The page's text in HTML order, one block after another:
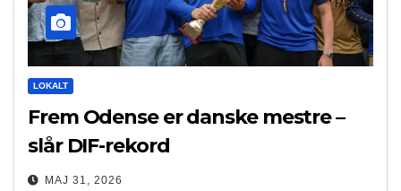
LOKALT
Frem Odense er danske mestre –
slår DIF-rekord
MAJ 31, 2026